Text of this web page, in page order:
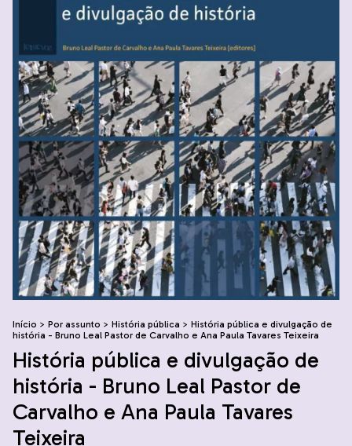
Início > Por assunto > História pública > História pública e divulgação de
história - Bruno Leal Pastor de Carvalho e Ana Paula Tavares Teixeira
História pública e divulgação de
história - Bruno Leal Pastor de
Carvalho e Ana Paula Tavares
Teixeira